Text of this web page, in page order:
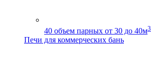
40 объем парных от 30 до 40м3
Печи для коммерческих бань